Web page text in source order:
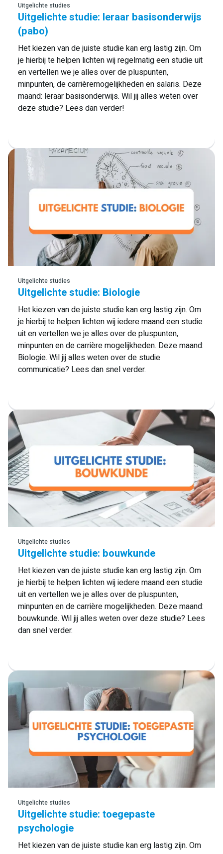
Uitgelichte studies
Uitgelichte studie: leraar basisonderwijs
(pabo)
Het kiezen van de juiste studie kan erg lastig zijn. Om
je hierbij te helpen lichten wij regelmatig een studie uit
en vertellen we je alles over de pluspunten,
minpunten, de carrièremogelijkheden en salaris. Deze
maand: leraar basisonderwijs. Wil jij alles weten over
deze studie? Lees dan verder!
Lees meer
Uitgelichte studies
Uitgelichte studie: Biologie
Het kiezen van de juiste studie kan erg lastig zijn. Om
je hierbij te helpen lichten wij iedere maand een studie
uit en vertellen we je alles over de pluspunten,
minpunten en de carrière mogelijkheden. Deze maand:
Biologie. Wil jij alles weten over de studie
communicatie? Lees dan snel verder.
Lees meer
Uitgelichte studies
Uitgelichte studie: bouwkunde
Het kiezen van de juiste studie kan erg lastig zijn. Om
je hierbij te helpen lichten wij iedere maand een studie
uit en vertellen we je alles over de pluspunten,
minpunten en de carrière mogelijkheden. Deze maand:
bouwkunde. Wil jij alles weten over deze studie? Lees
dan snel verder.
Uitgelichte studies
Uitgelichte studie: toegepaste
psychologie
Het kiezen van de juiste studie kan erg lastig zijn. Om